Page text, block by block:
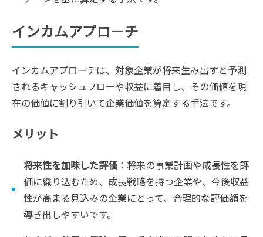
インカムアプローチ
インカムアプローチは、対象企業が将来生み出すと予測
されるキャッシュフローや収益に着目し、その価値を現
在の価値に割り引いて企業価値を算定する手法です。
メリット
将来性を加味した評価 ：将来の事業計画や成長性を評
価に織り込むため、成長戦略を持つ企業や、今後収益
性が高まる見込みの企業にとって、合理的な評価額を
導き出しやすいです。